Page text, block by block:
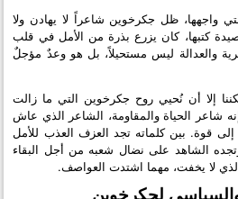
واجهها، ظل جكرخوين شاعراً لا يهادن ولا
كتبها، كان يزرع بذرة من الأمل في قلب
والعدالة ليس مستحيلاً، بل هو وعدٌ مؤجلٌ
إلا أن نُحيي روح جكرخوين التي ما زالت
شاعر الحياة والمقاومة، الشاعر الذي عاش
إلى قوة. بين كلماته تجد العزف العذب للأمل
الشاهد على نضال شعبه من أجل البقاء
لا يخفت، مهما اشتدت العواصف.
والسياسي لجكرخوين